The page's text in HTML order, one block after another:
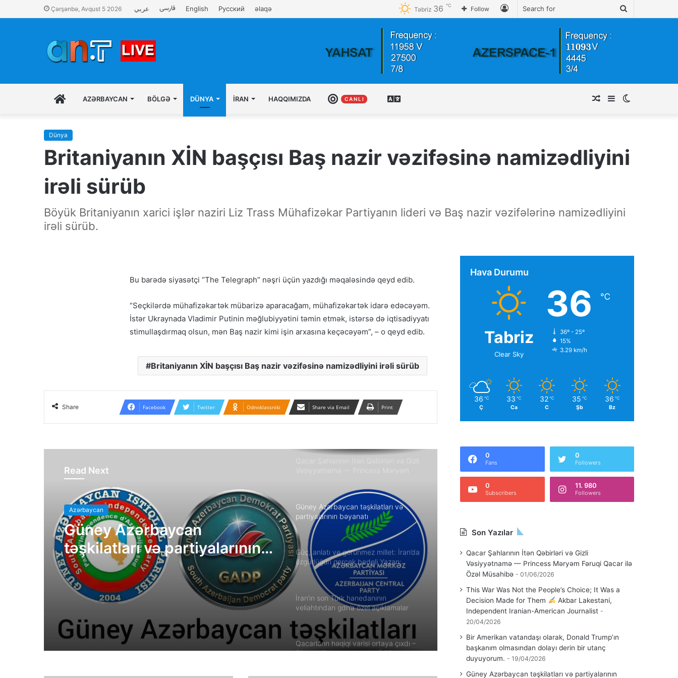
Çərşənbə, Avqust 5 2026 عربي فارسی English Русский əlaqə Follow
Təbriz 36 ℃
İLK
SƏHIFƏ
AZƏRBAYCAN BÖLGƏ DÜNYA İRAN HAQQIMIZDA CANLI
C A N L I Sidebar
Random
Dünya
Britaniyanın XİN başçısı Baş nazir vəzifəsinə namizədliyini
irəli sürüb
Böyük Britaniyanın xarici işlər naziri Liz Trass Mühafizəkar Partiyanın lideri və Baş nazir vəzifələrinə namizədliyini
irəli sürüb.
Bu barədə siyasətçi “The Telegraph” nəşri üçün yazdığı məqaləsində qeyd edib.
“Seçkilərdə mühafizəkartək mübarizə aparacağam, mühafizəkartək idarə edəcəyəm.
İstər Ukraynada Vladimir Putinin məğlubiyyətini təmin etmək, istərsə də iqtisadiyyatı
stimullaşdırmaq olsun, mən Baş nazir kimi işin arxasına keçəcəyəm”, – o qeyd edib.
Britaniyanın XİN başçısı Baş nazir vəzifəsinə namizədliyini irəli sürüb
Share Facebook Twitter Odnoklassniki Share via Email Print
Read Next
Azərbaycan
Güney Azərbaycan
təşkilatları və partiyalarının
bəyanatı
Amerika beyin mərkəzi: Tətik çəkildi,
Ağ Ev Trampın varisinin adını açıqlayıb
HAMAS israilli girovları azad etməyə
və Qəzzanın idarəçiliyini təhvil
Qətər Qəzza danışıqlarını davam
etdirmək üçün Misir və Amerika ilə işə
Vəsiyyətnamə — Princess Məryəm
Güney Azərbaycan təşkilatları və
partiyalarının bəyanatı
Güç, anlatı ve görünmez millet: İran’da
özgürlüğün gerçek bedeli Yazan:
Ekber Lekestani | İranlı–Amerikalı
bağımsız gazeteci
İran’ın son Türk hanedanının
veliahtından gdh’a özel açıklamalar
Qacarların həqiqi varisi ortaya çıxdı –
Əhməd Şahın nəticəsi ilə ÖZƏL
Hava Durumu
Tabriz
Clear Sky
36 ℃
36º - 25º
15%
3.29 km/h
36 ℃
Ç
33 ℃
Ca
32 ℃
C
35 ℃
Şb
36 ℃
Bz
0
Fans
0
Followers
0
Subscribers
11. 980
Followers
Son Yazılar
Qacar Şahlarının İtən Qəbirləri və Gizli
Vəsiyyətnamə — Princess Məryəm Fəruqi Qacar ilə
Özəl Müsahibə
01/06/2026
This War Was Not the People’s Choice; It Was a
Decision Made for Them
Akbar Lakestani,
Independent Iranian-American Journalist
20/04/2026
Bir Amerikan vatandaşı olarak, Donald Trump’ın
başkanım olmasından dolayı derin bir utanç
duyuyorum.
19/04/2026
Güney Azərbaycan təşkilatları və partiyalarının